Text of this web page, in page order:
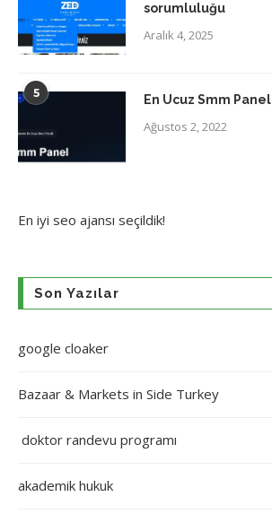
sorumluluğu
Aralık 4, 2025
5 En Ucuz Smm Panel
Ağustos 2, 2022
En iyi seo ajansı seçildik!
Son Yazılar
google cloaker
Bazaar & Markets in Side Turkey
doktor randevu programı
akademik hukuk